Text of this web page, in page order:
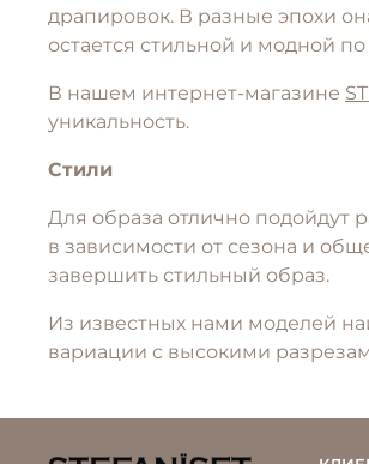
драпировок. В разные эпохи
остается стильной и модной
В нашем интернет-магазине
уникальность.
Стили
Для образа отлично подойдут
в зависимости от сезона и
завершить стильный образ.
Из известных нами моделей
вариации с высокими